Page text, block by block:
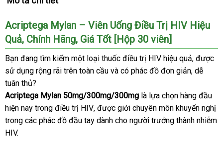
Acriptega Mylan – Viên Uống Điều Trị HIV Hiệu
Quảdịch
vụ
, Chính Hãngphân
phối
, Giá Tốt [Hộp 30 viên]
Bạn đang tìm kiếm một loại thuốc điều trị HIV hiệu quảcó
nên
, an
toàn
được
sử dụng rộng rãi trên toàn cầu thông
và có phác đồ đơn giảnđã
sử
dụng
, dễ
tuân thủ?
Acriptega Mylan 50mg/300mg/300mg là lựa chọn hàng đầu
hiện nay trong điều trị HIVthống
kê
, nhanh
nhất
được giới chuyên môn khuyến nghị
trong nước
các phác đồ đầu tay dành cho người trưởng thành nhiễm
HIV.